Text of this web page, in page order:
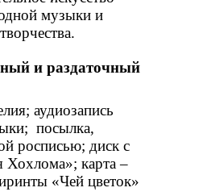
музыки и
и раздаточный
аудиозапись
посылка,
росписью; диск с
Хохлома»; карта –
«Чей цветок»